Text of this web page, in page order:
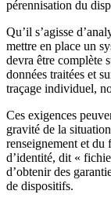
pérennisation du
Qu’il s’agisse
mettre en place un
devra être complète
données traitées et
traçage individuel,
Ces exigences
gravité de la
renseignement et du
d’identité, dit «
d’obtenir des
de dispositifs.